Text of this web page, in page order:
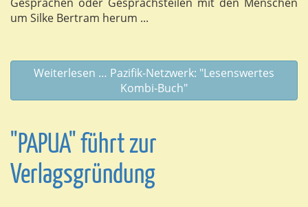
um Silke Bertram herum ...
Weiterlesen … Pazifik-Netzwerk: "Lesenswertes
Kombi-Buch"
"PAPUA" führt zur
Verlagsgründung